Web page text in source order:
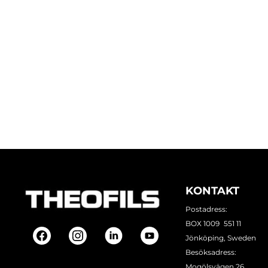
KONTAKT
Postadress:
BOX 1009 551 11
Jönköping, Sweden
Besöksadress: